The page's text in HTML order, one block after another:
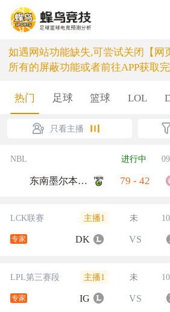
如遇网站功能缺失,可尝试关闭【网
所有的屏蔽功能或者前往APP获取
热门 足球 篮球 LOL
只看主播
NBL 进行中
东南墨尔本凤凰 79 - 42
LCK联赛 主播1 未
专家 DK VS
LPL第三赛段 主播1 未
专家 IG VS